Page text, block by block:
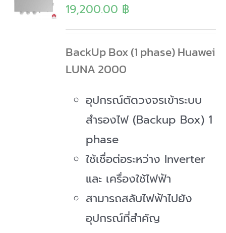
19,200.00 ฿
BackUp Box (1 phase) Huawei
LUNA 2000
อุปกรณ์ตัดวงจรเข้าระบบ
สำรองไฟ (Backup Box) 1
phase
ใช้เชื่อต่อระหว่าง Inverter
และ เครื่องใช้ไฟฟ้า
สามารถสลับไฟฟ้าไปยัง
อุปกรณ์ที่สำคัญ